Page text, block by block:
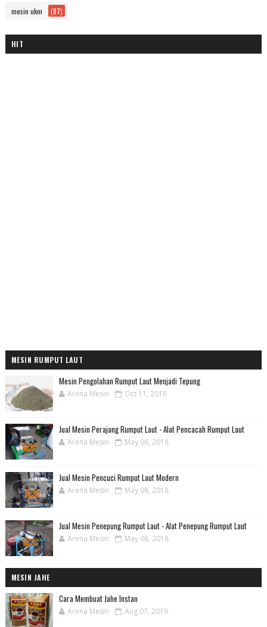
mesin ukm (87)
HIT
MESIN RUMPUT LAUT
Mesin Pengolahan Rumput Laut Menjadi Tepung
Arena Mesin Oct 11, 2018
Jual Mesin Perajang Rumput Laut - Alat Pencacah Rumput Laut
Arena Mesin May 08, 2018
Jual Mesin Pencuci Rumput Laut Modern
Arena Mesin May 08, 2018
Jual Mesin Penepung Rumput Laut - Alat Penepung Rumput Laut
Arena Mesin May 08, 2018
MESIN JAHE
Cara Membuat Jahe Instan
Arena Mesin Aug 07, 2019